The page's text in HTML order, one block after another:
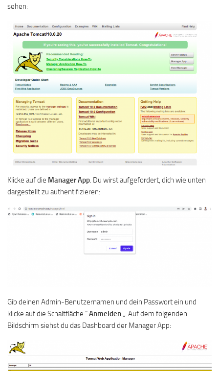
sehen:
Klicke auf die Manager App. Du wirst aufgefordert, dich wie unten
dargestellt zu authentifizieren:
Gib deinen Admin-Benutzernamen und dein Passwort ein und
klicke auf die Schaltfläche “Anmelden „. Auf dem folgenden
Bildschirm siehst du das Dashboard der Manager App: